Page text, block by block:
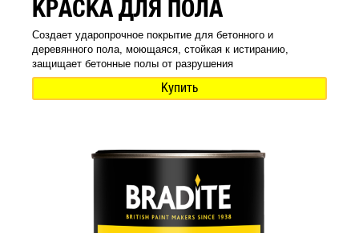
КРАСКА ДЛЯ ПОЛА
Создает ударопрочное покрытие для бетонного и
деревянного пола, моющаяся, стойкая к истиранию,
защищает бетонные полы от разрушения
Купить